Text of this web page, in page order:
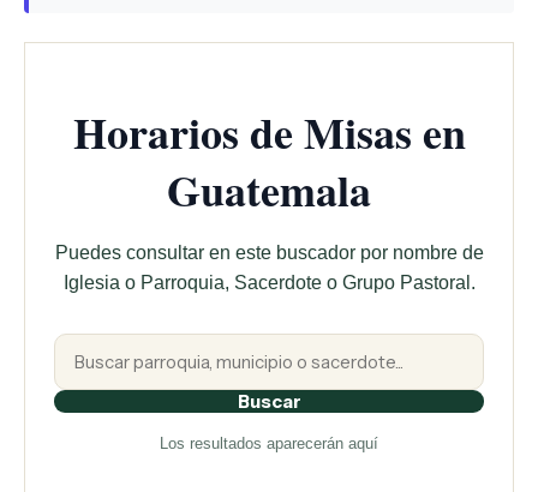
Horarios de Misas en
Guatemala
Puedes consultar en este buscador por nombre de
Iglesia o Parroquia, Sacerdote o Grupo Pastoral.
Buscar
Los resultados aparecerán aquí